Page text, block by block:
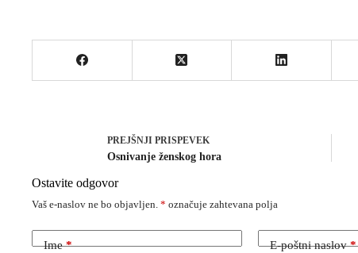
PREJŠNJI PRISPEVEK
Osnivanje ženskog hora
Ostavite odgovor
Vaš e-naslov ne bo objavljen. * označuje zahtevana polja
Ime* E-poštni naslov*